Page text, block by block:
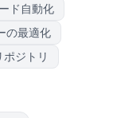
ド自動化
の最適化
ポジトリ